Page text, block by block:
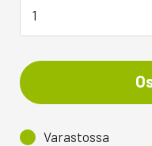
Varastossa